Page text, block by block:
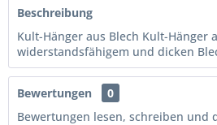
Beschreibung
Kult-Hänger aus Blech Kult-Hänger
widerstandsfähigem und dicken
Bewertungen
0
Bewertungen lesen, schreiben und